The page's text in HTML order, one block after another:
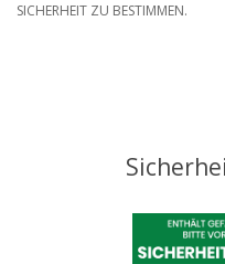
SICHERHEIT ZU BESTIMMEN.